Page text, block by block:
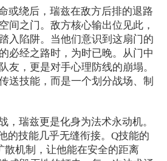
或绕后，瑞兹在敌方后排的退路
间之门。敌方核心输出位见此，
入陷阱。当他们意识到这扇门的
必经之路时，为时已晚。从门中
友，更是对手心理防线的崩塌。
送技能，而是一个划分战场、制
，瑞兹更是化身为法术永动机。
的技能几乎无缝衔接。Q技能的
散机制，让他能在安全的距离